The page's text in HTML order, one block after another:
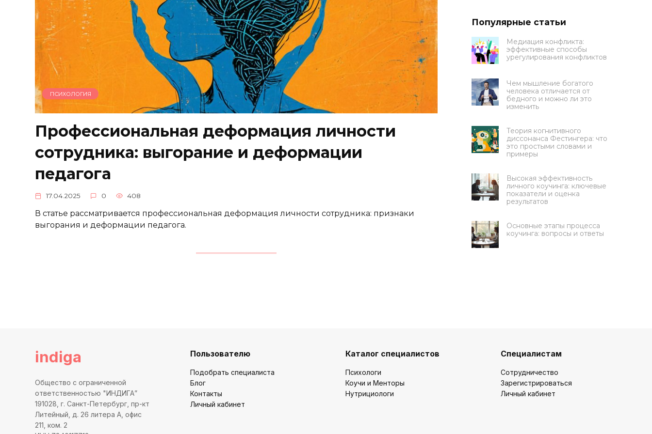
ПСИХОЛОГИЯ
Профессиональная деформация личности
сотрудника: выгорание и деформации
педагога
17.04.2025 0 408
В статье рассматривается профессиональная деформация личности сотрудника: признаки
выгорания и деформации педагога.
Популярные статьи
Медиация конфликта:
эффективные способы
урегулирования конфликтов
Чем мышление богатого
человека отличается от
бедного и можно ли это
изменить
Теория когнитивного
диссонанса Фестингера: что
это простыми словами и
примеры
Высокая эффективность
личного коучинга: ключевые
показатели и оценка
результатов
Основные этапы процесса
коучинга: вопросы и ответы
indiga
Общество с ограниченной
ответственностью "ИНДИГА”
191028, г. Санкт-Петербург, пр-кт
Литейный, д. 26 литера А, офис
211, ком. 2
Пользователю
Подобрать специалиста
Блог
Контакты
Личный кабинет
Каталог специалистов
Психологи
Коучи и Менторы
Нутрициологи
Специалистам
Сотрудничество
Зарегистрироваться
Личный кабинет
Ответьте на 3 вопроса, чтобы
Какую цель вы ставите на
обучение?